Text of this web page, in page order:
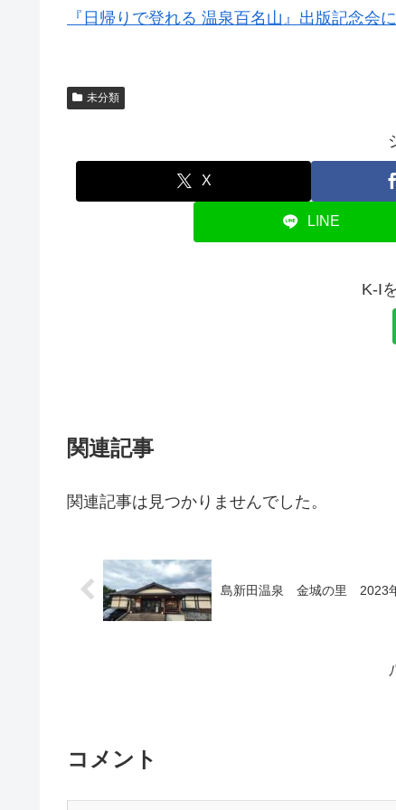
『日帰りで登れる 温泉百名山』出版記念会
未分類
X
LINE
K-I
関連記事
関連記事は見つかりませんでした。
島新田温泉 金城の里 2023
コメント